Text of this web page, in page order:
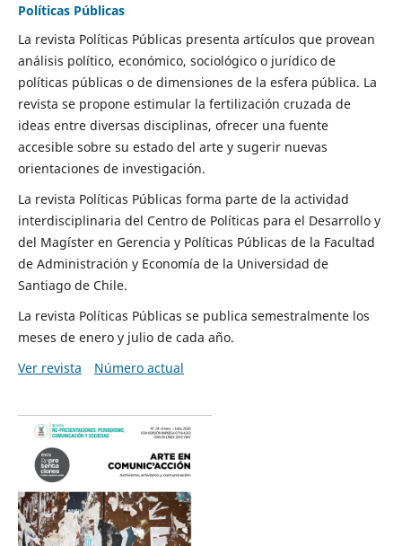
Políticas Públicas
La revista Políticas Públicas presenta artículos que provean
análisis político, económico, sociológico o jurídico de
políticas públicas o de dimensiones de la esfera pública. La
revista se propone estimular la fertilización cruzada de
ideas entre diversas disciplinas, ofrecer una fuente
accesible sobre su estado del arte y sugerir nuevas
orientaciones de investigación.
La revista Políticas Públicas forma parte de la actividad
interdisciplinaria del Centro de Políticas para el Desarrollo y
del Magíster en Gerencia y Políticas Públicas de la Facultad
de Administración y Economía de la Universidad de
Santiago de Chile.
La revista Políticas Públicas se publica semestralmente los
meses de enero y julio de cada año.
Ver revista
Número actual